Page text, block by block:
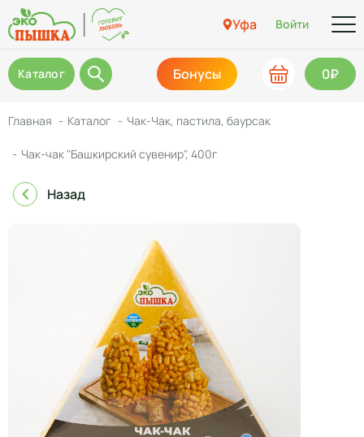
Уфа Войти
Каталог Бонусы 0₽
Главная Каталог Чак-Чак, пастила, баурсак
Чак-чак "Башкирский сувенир", 400г
Назад